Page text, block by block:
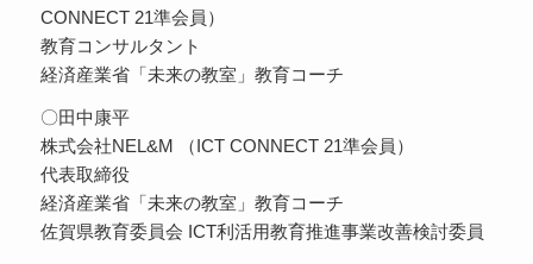
CONNECT 21準会員）
教育コンサルタント
経済産業省「未来の教室」教育コーチ
〇田中康平
株式会社NEL&M （ICT CONNECT 21準会員）
代表取締役
経済産業省「未来の教室」教育コーチ
佐賀県教育委員会 ICT利活用教育推進事業改善検討委員